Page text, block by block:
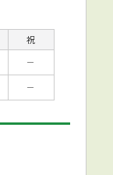
祝
－
－